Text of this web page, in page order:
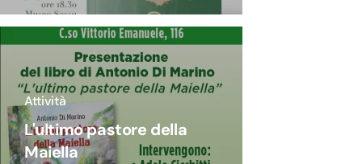
Attività
L'ultimo pastore della
Maiella